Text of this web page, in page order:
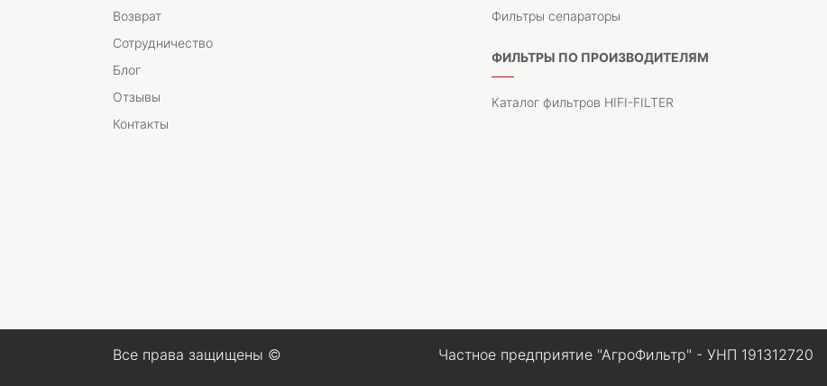
Возврат
Сотрудничество
Блог
Отзывы
Контакты
Фильтры сепараторы
ФИЛЬТРЫ ПО ПРОИЗВОДИТЕЛЯМ
Каталог фильтров HIFI-FILTER
Все права защищены © Частное предприятие "АгроФильтр" - УНП 191312720